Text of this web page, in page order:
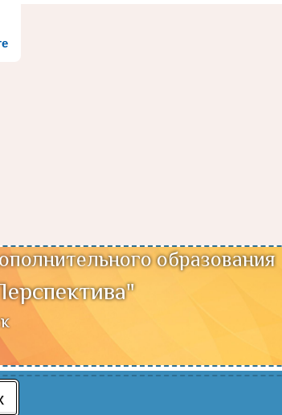
образования